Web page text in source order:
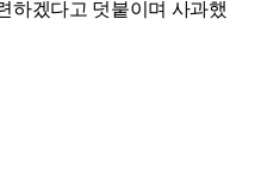
하겠다고 덧붙이며 사과했